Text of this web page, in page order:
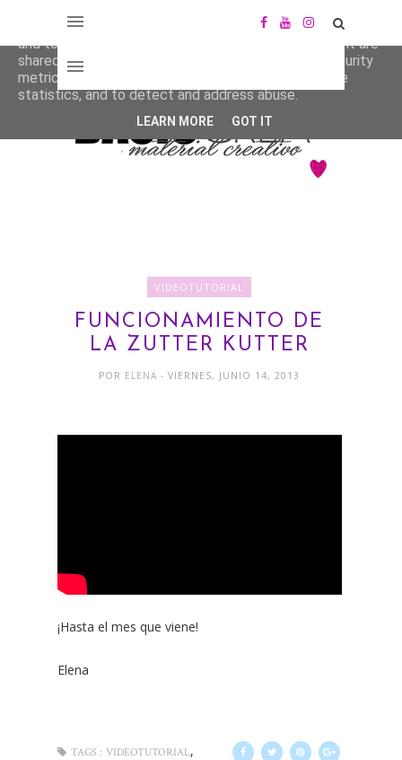
VIDEOTUTORIAL
FUNCIONAMIENTO DE
LA ZUTTER KUTTER
POR ELENA- VIERNES, JUNIO 14, 2013
¡Hasta el mes que viene!
Elena
TAGS : VIDEOTUTORIAL,
This site uses cookies from Google to deliver its services
and to analyze traffic. Your IP address and user-agent are
shared with Google along with performance and security
metrics to ensure quality of service, generate usage
statistics, and to detect and address abuse.
LEARN MORE GOT IT